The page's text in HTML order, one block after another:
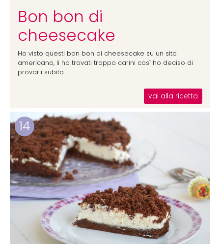
Bon bon di
cheesecake
Ho visto questi bon bon di cheesecake su un sito
americano, li ho trovati troppo carini così ho deciso di
provarli subito.
vai alla ricetta
14